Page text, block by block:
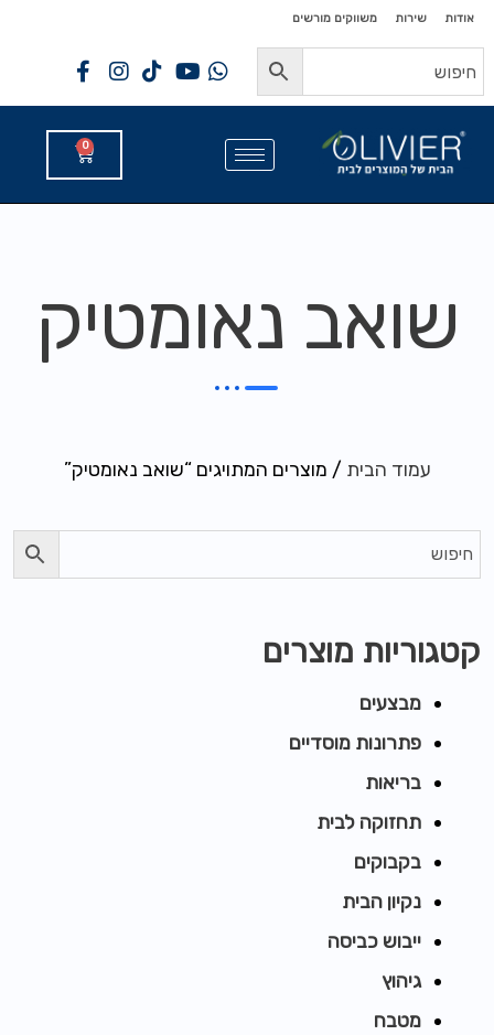
לתוכן
לתוכן
אודות שירות משווקים מורשים
0
שואב נאומטיק
עמוד הבית / מוצרים המתויגים “שואב נאומטיק”
קטגוריות מוצרים
מבצעים
פתרונות מוסדיים
בריאות
תחזוקה לבית
בקבוקים
נקיון הבית
ייבוש כביסה
גיהוץ
מטבח